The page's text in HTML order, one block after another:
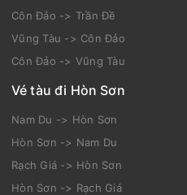
Côn Đảo -> Trần Đề
Vũng Tàu -> Côn Đảo
Côn Đảo -> Vũng Tàu
Vé tàu đi Hòn Sơn
Nam Du -> Hòn Sơn
Hòn Sơn -> Nam Du
Rạch Giá -> Hòn Sơn
Hòn Sơn -> Rạch Giá